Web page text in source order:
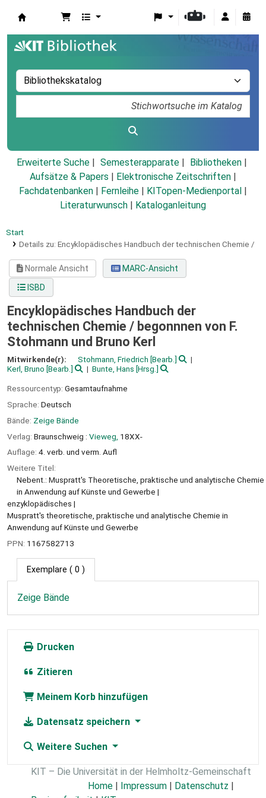
Erweiterte Suche Semesterapparate
Bibliotheken
Aufsätze & Papers
Elektronische Zeitschriften
Fachdatenbanken
Fernleihe KITopen-Medienportal
Literaturwunsch
Kataloganleitung
Start
Details zu: Encyklopädisches Handbuch der technischen Chemie /
Normale Ansicht
MARC-Ansicht
ISBD
Encyklopädisches Handbuch der
technischen Chemie / begonnnen von F.
Stohmann und Bruno Kerl
Mitwirkende(r): Stohmann, Friedrich [Bearb.]
Kerl, Bruno [Bearb.] Bunte, Hans [Hrsg.]
Ressourcentyp: Gesamtaufnahme
Sprache: Deutsch
Bände: Zeige Bände
Verlag: Braunschweig : Vieweg, 18XX-
Auflage: 4. verb. und verm. Aufl
Weitere Titel:
Nebent.: Muspratt's Theoretische, praktische und analytische Chemie
in Anwendung auf Künste und Gewerbe
enzyklopädisches
Muspratt's theoretische, praktische und analytische Chemie in
Anwendung auf Künste und Gewerbe
PPN: 1167582713
Exemplare ( 0 )
Zeige Bände
Drucken
Zitieren
Meinem Korb hinzufügen
Datensatz speichern
Weitere Suchen
KIT – Die Universität in der Helmholtz-Gemeinschaft
Home | Impressum | Datenschutz |